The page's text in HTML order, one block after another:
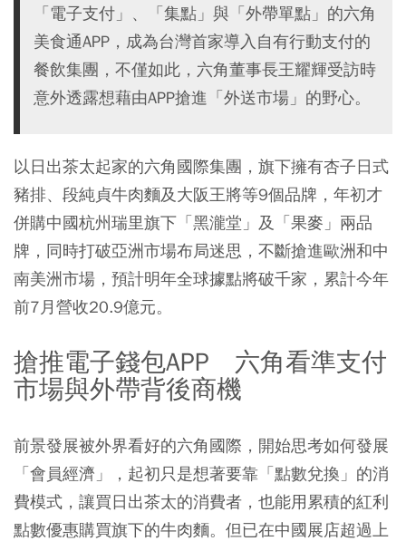
「電子支付」、「集點」與「外帶單點」的六角
美食通APP，成為台灣首家導入自有行動支付的
餐飲集團，不僅如此，六角董事長王耀輝受訪時
意外透露想藉由APP搶進「外送市場」的野心。
以日出茶太起家的六角國際集團，旗下擁有杏子日式
豬排、段純貞牛肉麵及大阪王將等9個品牌，年初才
併購中國杭州瑞里旗下「黑瀧堂」及「果麥」兩品
牌，同時打破亞洲市場布局迷思，不斷搶進歐洲和中
南美洲市場，預計明年全球據點將破千家，累計今年
前7月營收20.9億元。
搶推電子錢包APP 六角看準支付
市場與外帶背後商機
前景發展被外界看好的六角國際，開始思考如何發展
「會員經濟」，起初只是想著要靠「點數兌換」的消
費模式，讓買日出茶太的消費者，也能用累積的紅利
點數優惠購買旗下的牛肉麵。但已在中國展店超過上